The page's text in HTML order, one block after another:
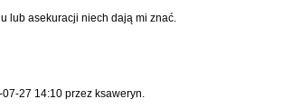
lub asekuracji niech dają mi znać.
27 14:10 przez ksaweryn.